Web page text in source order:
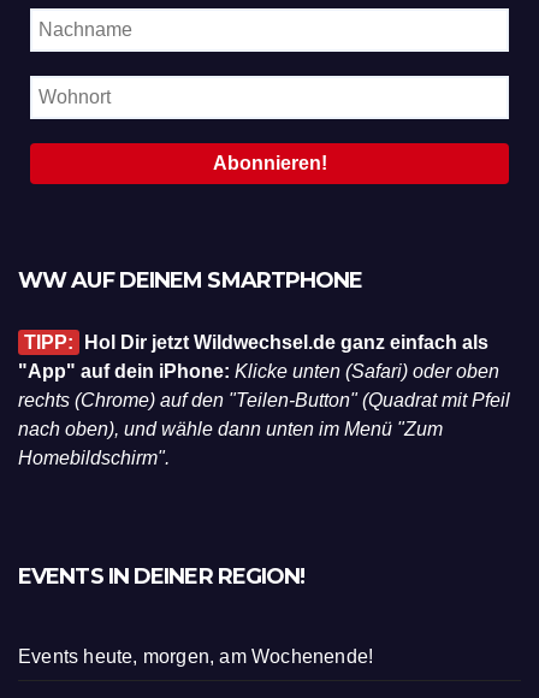
WW AUF DEINEM SMARTPHONE
TIPP:
Hol Dir jetzt Wildwechsel.de ganz einfach als
"App" auf dein iPhone: Klicke unten (Safari) oder oben
rechts (Chrome) auf den "Teilen-Button" (Quadrat mit Pfeil
nach oben), und wähle dann unten im Menü "Zum
Homebildschirm".
EVENTS IN DEINER REGION!
Events heute, morgen, am Wochenende!